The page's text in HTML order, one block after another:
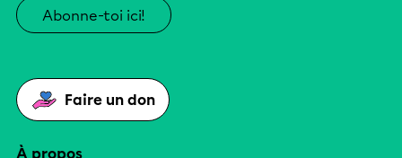
Abonne-toi ici!
Faire un don
À propos